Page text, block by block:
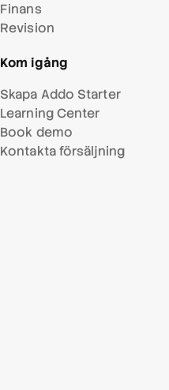
Finans
Revision
Kom igång
Skapa Addo Starter
Learning Center
Book demo
Kontakta försäljning